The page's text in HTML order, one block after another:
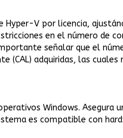
V por licencia,
en el número de
señalar que el
(CAL) adquiridas, las cuales
Windows. Asegura
es compatible con